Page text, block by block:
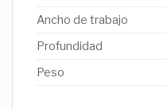
Ancho de trabajo
Profundidad
Peso